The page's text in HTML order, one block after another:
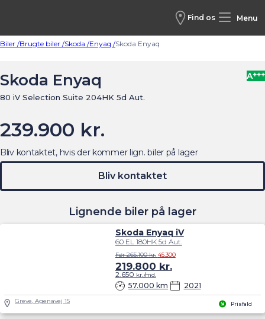
Find os Menu
Biler /Brugte biler /Skoda /Enyaq /Skoda Enyaq
Skoda Enyaq
80 iV Selection Suite 204HK 5d Aut.
A+++
239.900 kr.
Lignende biler på lager
Prisfald
Skoda Enyaq iV
60 EL 180HK 5d Aut.
57.000 km 2021
Før 265.100 kr. 45.300
219.800 kr.
2.650 kr./md.
Greve, Agenavej 15
Bliv kontaktet, hvis der kommer lign. biler på lager
Bliv kontaktet